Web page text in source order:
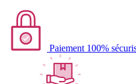
Paiement 100%